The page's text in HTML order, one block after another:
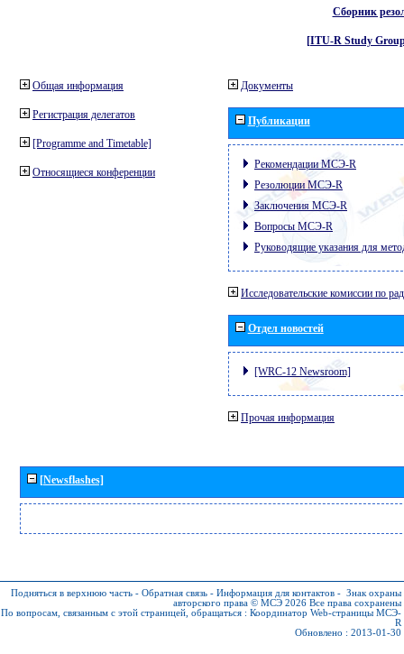
Сборник
[ITU-R Study
Общая информация
Регистрация делегатов
[Programme and Timetable]
Относящиеся конференции
Документы
Публикации
Рекомендации МСЭ-R
Резолюции МСЭ-R
Заключения МСЭ-R
Вопросы МСЭ-R
Руководящие указания для
Исследовательские комиссии по
Отдел новостей
[WRC-12 Newsroom]
Прочая информация
[Newsflashes]
Подняться в верхнюю часть - Обратная связь - Информация для контактов - Знак охраны
авторского права © МСЭ 2026 Все права сохранены
По вопросам, связанным с этой страницей, обращаться : Координатор Web-страницы МСЭ-
R
Обновлено : 2013-01-30